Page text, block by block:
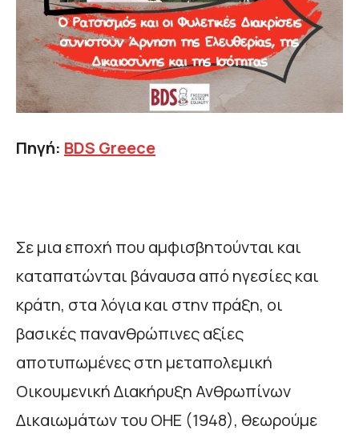
Πηγή: BDS Greece
Σε μια εποχή που αμφισβητούνται και
καταπατώνται βάναυσα από ηγεσίες και
κράτη, στα λόγια και στην πράξη, οι
βασικές πανανθρώπινες αξίες
αποτυπωμένες στη μεταπολεμική
Οικουμενική Διακήρυξη Ανθρωπίνων
Δικαιωμάτων του ΟΗΕ (1948), θεωρούμε